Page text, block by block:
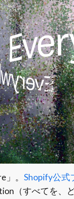
。 Shopify公式
（すべてを